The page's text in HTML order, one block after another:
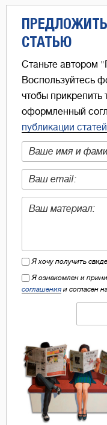
СТАТЬЮ
Станьте автором
Воспользуйтесь
чтобы прикрепить
оформленный
публикации
Я хочу получить
Я ознакомлен и
соглашения и согласен